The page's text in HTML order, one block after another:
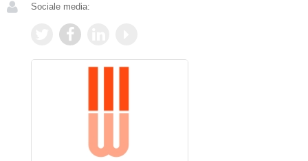
Sociale media: